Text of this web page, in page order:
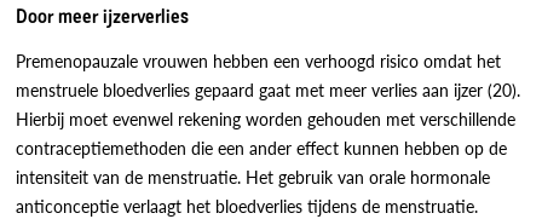
Door meer ijzerverlies
Premenopauzale vrouwen hebben een verhoogd risico omdat het
menstruele bloedverlies gepaard gaat met meer verlies aan ijzer (20).
Hierbij moet evenwel rekening worden gehouden met verschillende
contraceptiemethoden die een ander effect kunnen hebben op de
intensiteit van de menstruatie. Het gebruik van orale hormonale
anticonceptie verlaagt het bloedverlies tijdens de menstruatie.